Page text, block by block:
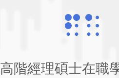
高階經理碩士在職